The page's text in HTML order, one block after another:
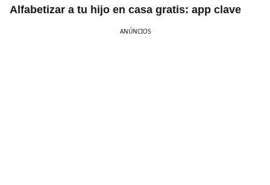
Alfabetizar a tu hijo en casa gratis: app clave
ANÚNCIOS